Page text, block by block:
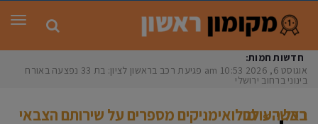
חדשות חמות:
אוגוסט 6, 2026
10:53 am פגיעת רכב בראשון לציון: בת 33 נפצעה באורח
בינוני ברחוב ירושלים
ראשי »
מילואימניקים מספרים על שירותם הצבאי בכל העולם